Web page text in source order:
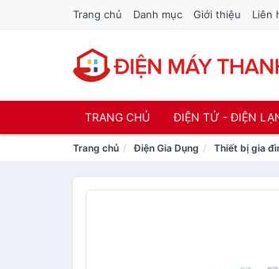
Trang chủ Danh mục Giới thiệu Liên
TRANG CHỦ ĐIỆN TỬ - ĐIỆN
Trang chủ Điện Gia Dụng Thiết bị gia